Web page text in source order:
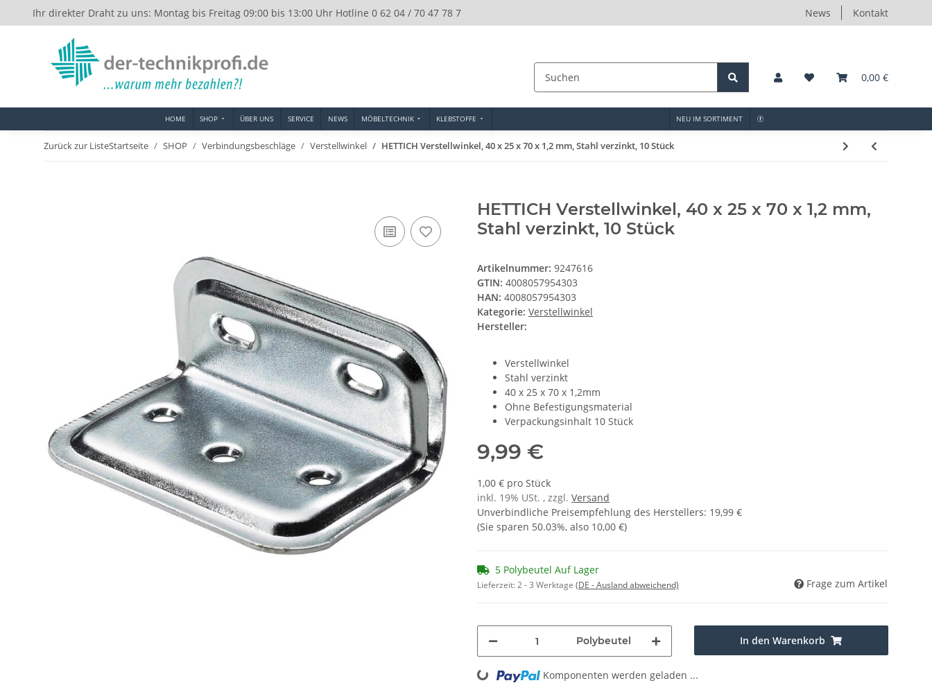
Ihr direkter Draht zu uns: Montag bis Freitag 09:00 bis 13:00 Uhr Hotline 0 62 04 / 70 47 78 7 News Kontakt
0,00 €
HOME SHOP ÜBER UNS SERVICE NEWS MÖBELTECHNIK KLEBSTOFFE NEU IM SORTIMENT
Zurück zur ListeStartseite SHOP Verbindungsbeschläge Verstellwinkel HETTICH Verstellwinkel, 40 x 25 x 70 x 1,2 mm, Stahl verzinkt, 10 Stück
HETTICH Verstellwinkel, 40 x 25 x 70 x 1,2 mm,
Stahl verzinkt, 10 Stück
Artikelnummer: 9247616
GTIN: 4008057954303
HAN: 4008057954303
Kategorie: Verstellwinkel
Hersteller:
Verstellwinkel
Stahl verzinkt
40 x 25 x 70 x 1,2mm
Ohne Befestigungsmaterial
Verpackungsinhalt 10 Stück
9,99 €
1,00 € pro Stück
inkl. 19% USt. , zzgl. Versand
Unverbindliche Preisempfehlung des Herstellers: 19,99 €
(Sie sparen 50.03%, also 10,00 €)
5 Polybeutel Auf Lager
Lieferzeit:2 - 3 Werktage (DE - Ausland abweichend) Frage zum Artikel
Polybeutel In den Warenkorb
Loading... Komponenten werden geladen ...